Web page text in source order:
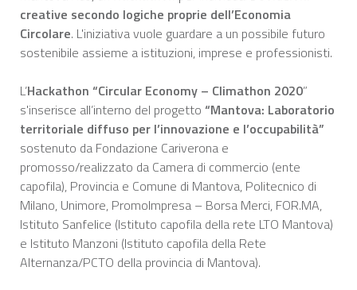
creative secondo logiche proprie dell’Economia
Circolare. L'iniziativa vuole guardare a un possibile futuro
sostenibile assieme a istituzioni, imprese e professionisti.
L’Hackathon “Circular Economy – Climathon 2020”
s'inserisce all’interno del progetto “Mantova: Laboratorio
territoriale diffuso per l’innovazione e l’occupabilità”
sostenuto da Fondazione Cariverona e
promosso/realizzato da Camera di commercio (ente
capofila), Provincia e Comune di Mantova, Politecnico di
Milano, Unimore, PromoImpresa – Borsa Merci, FOR.MA,
Istituto Sanfelice (Istituto capofila della rete LTO Mantova)
e Istituto Manzoni (Istituto capofila della Rete
Alternanza/PCTO della provincia di Mantova).